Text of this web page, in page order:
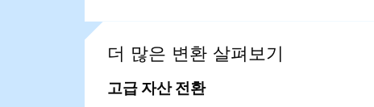
더 많은 변환 살펴보기
고급 자산 전환